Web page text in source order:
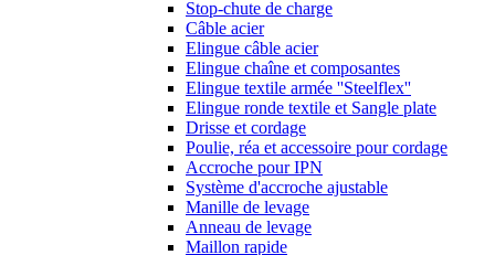
Stop-chute de charge
Câble acier
Elingue câble acier
Elingue chaîne et composantes
Elingue textile armée ''Steelflex''
Elingue ronde textile et Sangle plate
Drisse et cordage
Poulie, réa et accessoire pour cordage
Accroche pour IPN
Système d'accroche ajustable
Manille de levage
Anneau de levage
Maillon rapide